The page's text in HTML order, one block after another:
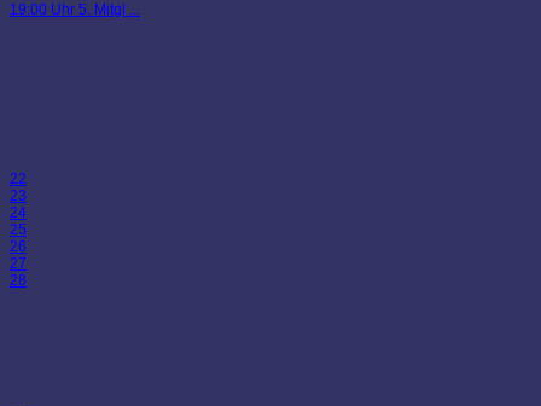
19:00 Uhr 5. Mitgl ...
22
23
24
25
26
27
28